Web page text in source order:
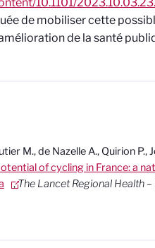
de mobiliser cette
de la santé
M., de Nazelle A., Quirion P.,
of cycling in France: a
,The Lancet Regional Health –